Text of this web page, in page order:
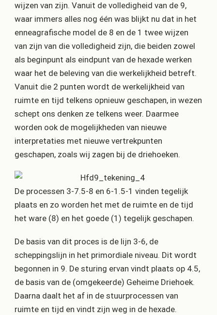
wijzen van zijn. Vanuit de volledigheid van de 9,
waar immers alles nog één was blijkt nu dat in het
enneagrafische model de 8 en de 1 twee wijzen
van zijn van die volledigheid zijn, die beiden zowel
als beginpunt als eindpunt van de hexade werken
waar het de beleving van die werkelijkheid betreft.
Vanuit die 2 punten wordt de werkelijkheid van
ruimte en tijd telkens opnieuw geschapen, in wezen
schept ons denken ze telkens weer. Daarmee
worden ook de mogelijkheden van nieuwe
interpretaties met nieuwe vertrekpunten
geschapen, zoals wij zagen bij de driehoeken.
De processen 3-7.5-8 en 6-1.5-1 vinden tegelijk
plaats en zo worden het met de ruimte en de tijd
het ware (8) en het goede (1) tegelijk geschapen.
De basis van dit proces is de lijn 3-6, de
scheppingslijn in het primordiale niveau. Dit wordt
begonnen in 9. De sturing ervan vindt plaats op 4.5,
de basis van de (omgekeerde) Geheime Driehoek.
Daarna daalt het af in de stuurprocessen van
ruimte en tijd en vindt zijn weg in de hexade.